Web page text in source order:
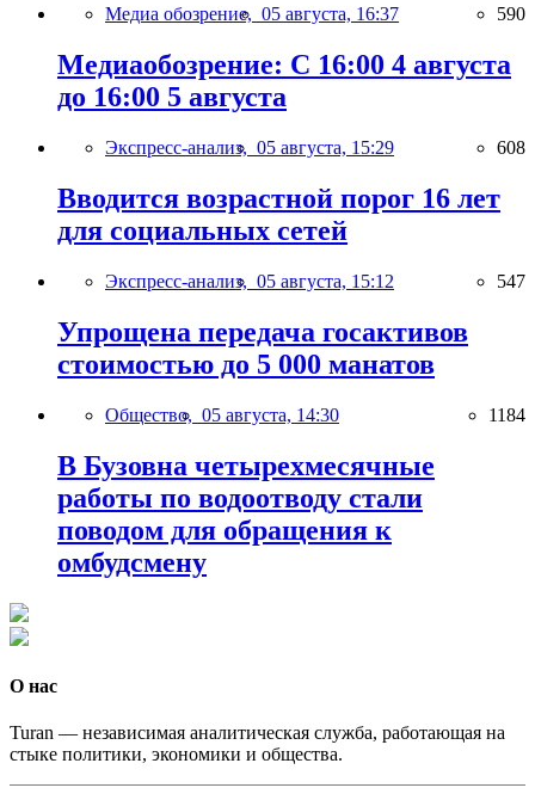
Медиа обозрение, 05 августа, 16:37 590
Медиаобозрение: С 16:00 4 августа
до 16:00 5 августа
Экспресс-анализ, 05 августа, 15:29 608
Вводится возрастной порог 16 лет
для социальных сетей
Экспресс-анализ, 05 августа, 15:12 547
Упрощена передача госактивов
стоимостью до 5 000 манатов
Общество, 05 августа, 14:30 1184
В Бузовна четырехмесячные
работы по водоотводу стали
поводом для обращения к
омбудсмену
О нас
Turan — независимая аналитическая служба, работающая на
стыке политики, экономики и общества.